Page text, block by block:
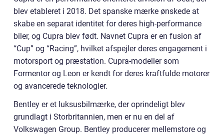
blev etableret i 2018. Det spanske mærke ønskede at
skabe en separat identitet for deres high-performance
biler, og Cupra blev født. Navnet Cupra er en fusion af
“Cup” og “Racing”, hvilket afspejler deres engagement i
motorsport og præstation. Cupra-modeller som
Formentor og Leon er kendt for deres kraftfulde motorer
og avancerede teknologier.
Bentley er et luksusbilmærke, der oprindeligt blev
grundlagt i Storbritannien, men er nu en del af
Volkswagen Group. Bentley producerer mellemstore og